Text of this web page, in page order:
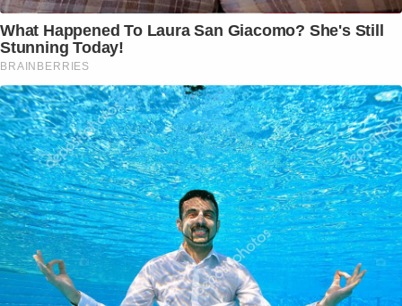
What Happened To Laura San Giacomo? She's Still
Stunning Today!
BRAINBERRIES